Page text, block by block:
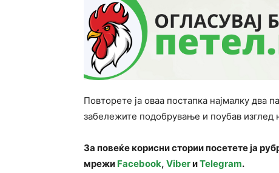
Повторете ја оваа постапка најмалку два
забележите подобрување и поубав изглед
За повеќе корисни стории посетете ја
мрежи Facebook, ViberиTelegram.